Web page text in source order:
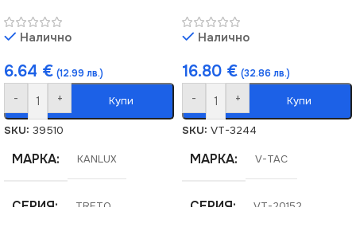
Налично
6.64 € (12.99 лв.)
- + Купи
SKU: 39510
МАРКА KANLUX
СЕРИЯ TRETO
Налично
16.80 € (32.86 лв.)
- + Купи
SKU: VT-3244
МАРКА V-TAC
СЕРИЯ VT-20152